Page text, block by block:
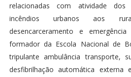
relacionadas com atividade
incêndios urbanos aos
desencarceramento e
formador da Escola Nacional de
tripulante ambulância transporte,
desfibrilhação automática externa